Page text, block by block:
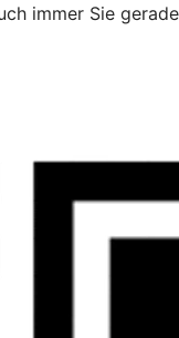
immer Sie gerade